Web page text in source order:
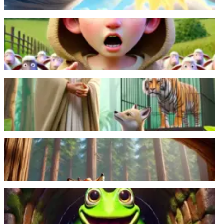
Läs mer
En pojke som vallar får ropar ”Vargen kommer!” för
att lura byborna, men när en riktig varg kommer, tror
ingen på honom.
Läs mer
En brahmin befriar en fångad tiger som bryter sitt
löfte. Men brahminen överlistar den sedan med hjälp
av en klok schakal.
Läs mer
Den listiga räven använder smicker för att lura en
stolt kråka att tappa sin ost som räven sedan stjäl.
Läs mer
En glad groda som bor i en liten brunn möter en
havssköldpadda och upptäcker den stora, underbara
världen utanför sitt hem.